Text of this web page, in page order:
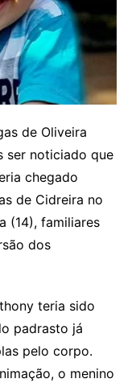
de Oliveira
ser noticiado que
chegado
de Cidreira no
(14), familiares
dos
teria sido
padrasto já
pelo corpo.
o menino